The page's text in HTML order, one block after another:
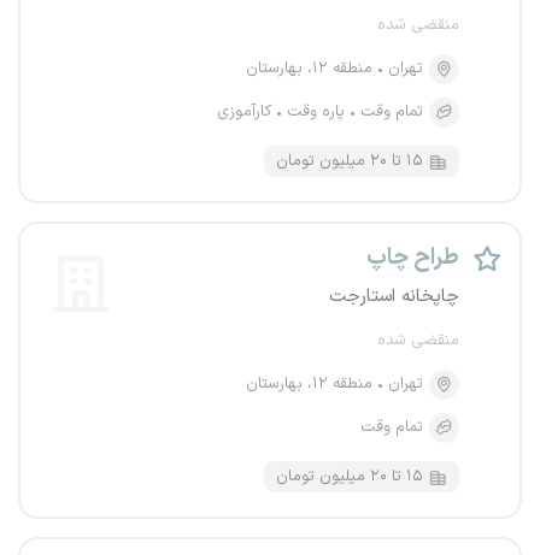
منقضی شده
تهران
منطقه ۱۲، بهارستان
تمام وقت
پاره وقت کارآموزی
۱۵ تا ۲۰ میلیون تومان
طراح چاپ
چاپخانه استارجت
منقضی شده
تهران
منطقه ۱۲، بهارستان
تمام وقت
۱۵ تا ۲۰ میلیون تومان